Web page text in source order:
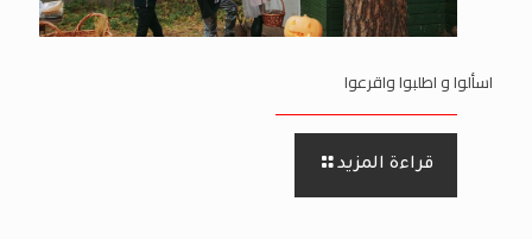
اسألوا و اطلبوا واقرعوا
قراءة المزيد